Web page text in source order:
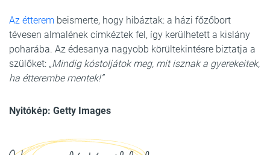
Az étterem beismerte, hogy hibáztak: a házi főzőbort
tévesen almalének címkéztek fel, így kerülhetett a kislány
poharába. Az édesanya nagyobb körültekintésre biztatja a
szülőket: „Mindig kóstoljátok meg, mit isznak a gyerekeitek,
ha étterembe mentek!”
Nyitókép: Getty Images